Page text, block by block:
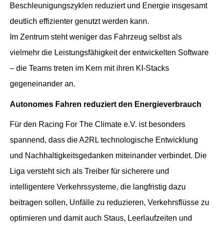
Beschleunigungszyklen reduziert und Energie insgesamt
deutlich effizienter genutzt werden kann.
Im Zentrum steht weniger das Fahrzeug selbst als
vielmehr die Leistungsfähigkeit der entwickelten Software
– die Teams treten im Kern mit ihren KI-Stacks
gegeneinander an.
Autonomes Fahren reduziert den Energieverbrauch
Für den Racing For The Climate e.V. ist besonders
spannend, dass die A2RL technologische Entwicklung
und Nachhaltigkeitsgedanken miteinander verbindet. Die
Liga versteht sich als Treiber für sicherere und
intelligentere Verkehrssysteme, die langfristig dazu
beitragen sollen, Unfälle zu reduzieren, Verkehrsflüsse zu
optimieren und damit auch Staus, Leerlaufzeiten und